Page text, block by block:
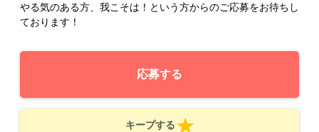
やる気のある方、我こそは！という方からのご応募をお待ちし
ております！
応募する
キープする